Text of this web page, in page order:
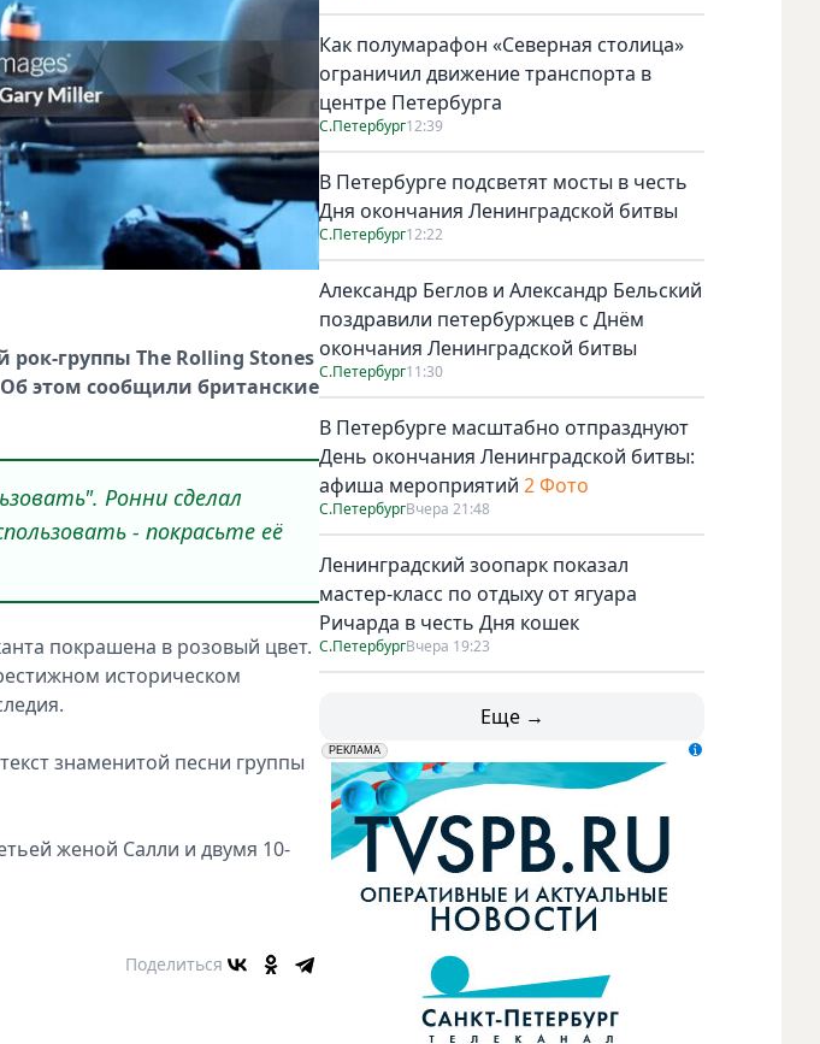
рок-группы The Rolling Stones
Об этом сообщили британские
Ронни сделал
- покрасьте её
покрашена в розовый цвет.
историческом
знаменитой песни группы
женой Салли и двумя 10-
Поделиться
Как полумарафон «Северная столица»
ограничил движение транспорта в
центре Петербурга
С.Петербург12:39
В Петербурге подсветят мосты в честь
Дня окончания Ленинградской битвы
С.Петербург12:22
Александр Беглов и Александр Бельский
поздравили петербуржцев с Днём
окончания Ленинградской битвы
С.Петербург11:30
В Петербурге масштабно отпразднуют
День окончания Ленинградской битвы:
афиша мероприятий 2 Фото
С.ПетербургВчера 21:48
Ленинградский зоопарк показал
мастер-класс по отдыху от ягуара
Ричарда в честь Дня кошек
С.ПетербургВчера 19:23
Еще →
erid: LdtCK5udn
РЕКЛАМА
АО "ГАТР", ИНН: 7841320717